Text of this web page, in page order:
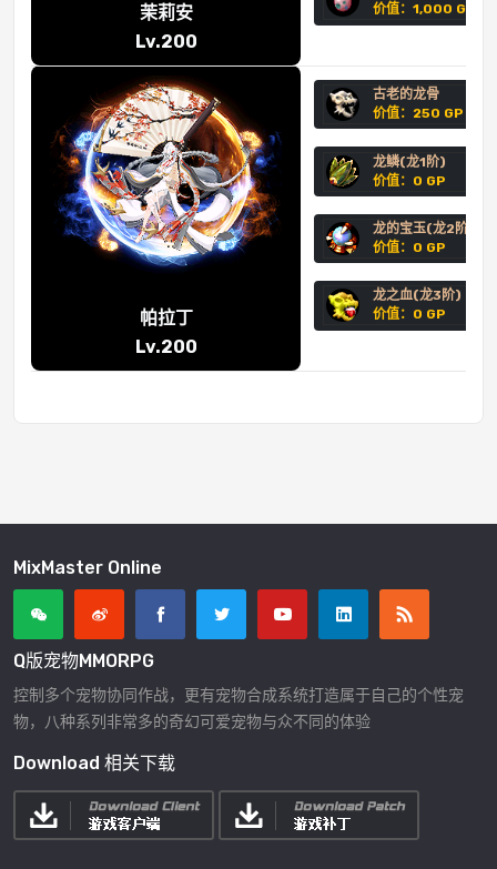
茉莉安
Lv.200
价值：1,000 GP
帕拉丁
Lv.200
古老的龙骨
价值：250 GP
龙鳞(龙1阶)
价值：0 GP
龙的宝玉(龙2阶)
价值：0 GP
龙之血(龙3阶)
价值：0 GP
MixMaster Online
Q版宠物MMORPG
控制多个宠物协同作战，更有宠物合成系统打造属于自己的个性宠
物，八种系列非常多的奇幻可爱宠物与众不同的体验
Download 相关下载